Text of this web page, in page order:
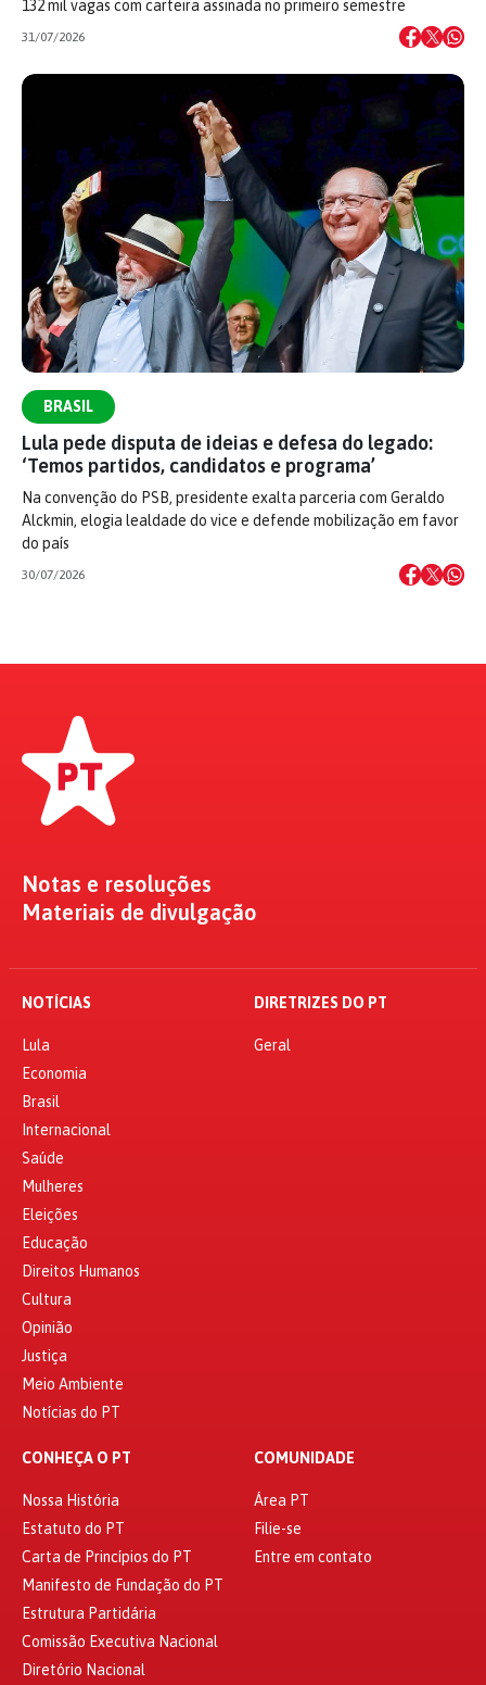
132 mil vagas com carteira assinada no primeiro semestre
31/07/2026
BRASIL
Lula pede disputa de ideias e defesa do legado:
‘Temos partidos, candidatos e programa’
Na convenção do PSB, presidente exalta parceria com Geraldo
Alckmin, elogia lealdade do vice e defende mobilização em favor
do país
30/07/2026
Notas e resoluções
Materiais de divulgação
NOTÍCIAS
Lula
Economia
Brasil
Internacional
Saúde
Mulheres
Eleições
Educação
Direitos Humanos
Cultura
Opinião
Justiça
Meio Ambiente
Notícias do PT
DIRETRIZES DO PT
Geral
CONHEÇA O PT
Nossa História
Estatuto do PT
Carta de Princípios do PT
Manifesto de Fundação do PT
Estrutura Partidária
Comissão Executiva Nacional
Diretório Nacional
COMUNIDADE
Área PT
Filie-se
Entre em contato